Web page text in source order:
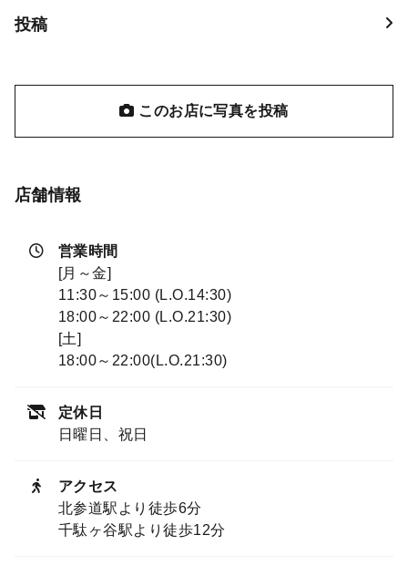
投稿
このお店に写真を投稿
店舗情報
営業時間
[月～金]
11:30～15:00 (L.O.14:30)
18:00～22:00 (L.O.21:30)
[土]
18:00～22:00(L.O.21:30)
定休日
日曜日、祝日
アクセス
北参道駅より徒歩6分
千駄ヶ谷駅より徒歩12分